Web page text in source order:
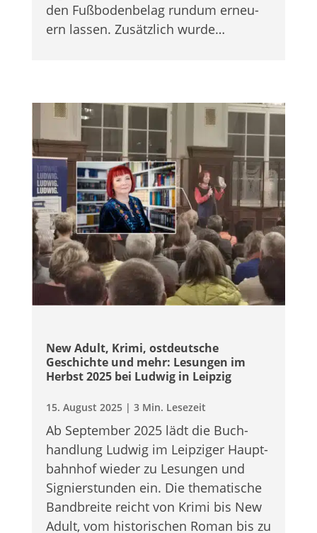
den Fuß­bo­den­be­lag rundum erneu­
ern las­sen. Zusätz­lich wurde…
New Adult, Krimi, ost­deut­sche
Geschichte und mehr: Lesun­gen im
Herbst 2025 bei Lud­wig in Leipzig
15. August 2025| 3 Min. Lesezeit
Ab Sep­tem­ber 2025 lädt die Buch­
hand­lung Lud­wig im Leip­zi­ger Haupt­
bahn­hof wie­der zu Lesun­gen und
Signier­stun­den ein. Die the­ma­ti­sche
Band­breite reicht von Krimi bis New
Adult, vom his­to­ri­schen Roman bis zu